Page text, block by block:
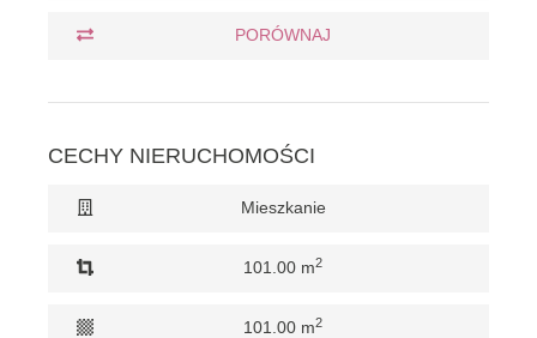
PORÓWNAJ
CECHY NIERUCHOMOŚCI
Mieszkanie
101.00 m2
101.00 m2